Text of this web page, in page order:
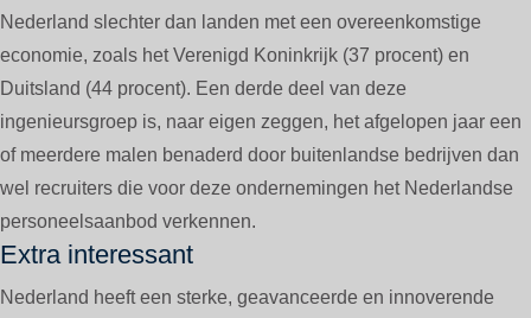
Nederland slechter dan landen met een overeenkomstige
economie, zoals het Verenigd Koninkrijk (37 procent) en
Duitsland (44 procent). Een derde deel van deze
ingenieursgroep is, naar eigen zeggen, het afgelopen jaar een
of meerdere malen benaderd door buitenlandse bedrijven dan
wel recruiters die voor deze ondernemingen het Nederlandse
personeelsaanbod verkennen.
Extra interessant
Nederland heeft een sterke, geavanceerde en innoverende